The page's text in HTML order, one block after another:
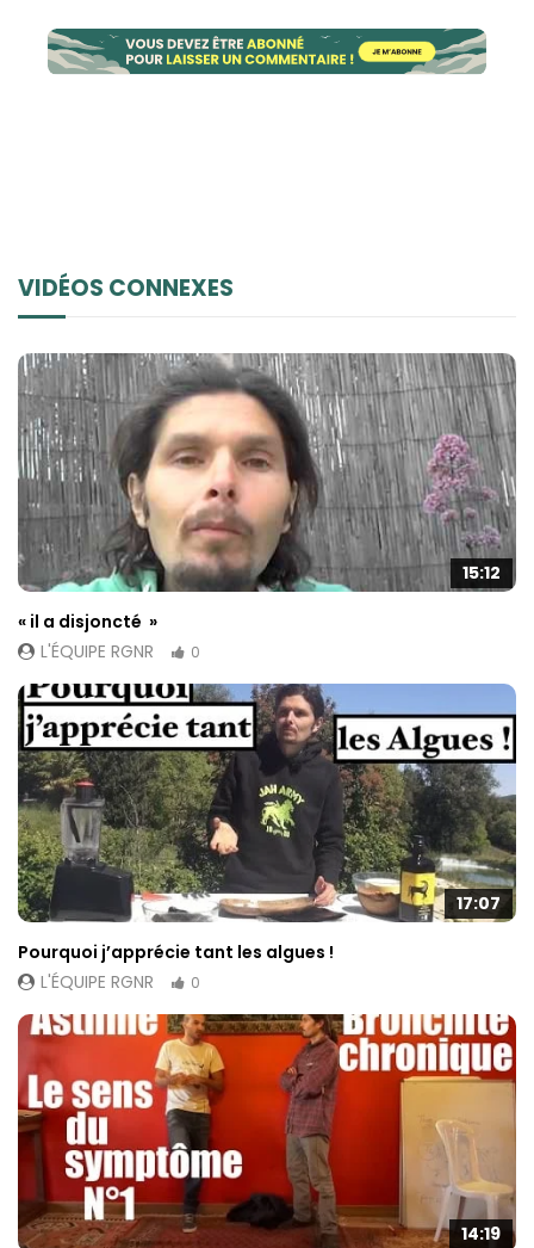
VIDÉOS CONNEXES
15:12
« il a disjoncté »
L'ÉQUIPE RGNR
0
17:07
Pourquoi j’apprécie tant les algues !
L'ÉQUIPE RGNR
0
14:19